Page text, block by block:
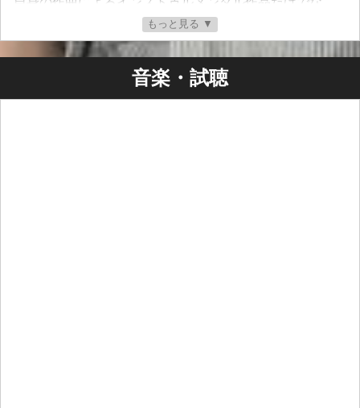
く、同世代のシンガーを迎えたR&Bやポップス作品も意
欲的に発表し国内外のリスナーから注目を集めている。
24年,25年にはZepp名古屋にて全国イベントに参加。
1,500人規模の会場をたった1人でロックした。
もっと見る ▼
音楽・試聴